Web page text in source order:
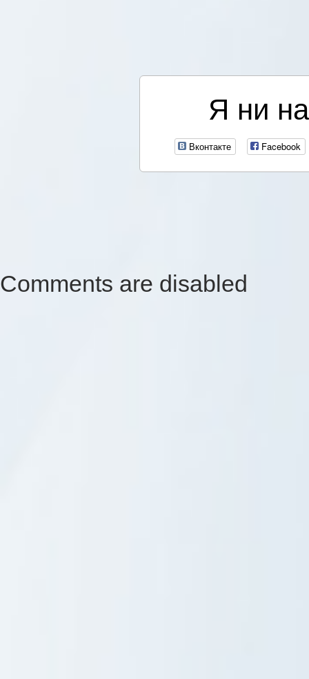
Я ни
Вконтакте Facebook
Comments are disabled